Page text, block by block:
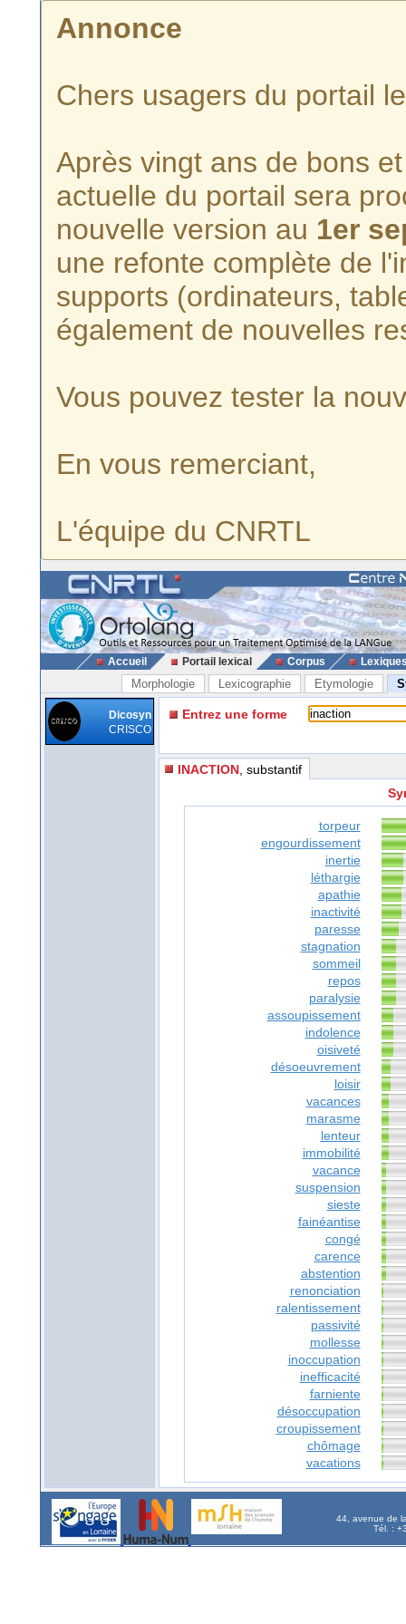
Annonce
Chers usagers du portail
Après vingt ans de bons
actuelle du portail sera
nouvelle version au 1er
une refonte complète de
supports (ordinateurs,
également de nouvelles
Vous pouvez tester la
En vous remerciant,
L'équipe du CNRTL
Accueil Portail lexical Corpus
Morphologie Lexicographie Etymologie
Dicosyn
CRISCO
Entrez une forme
INACTION , substantif
torpeur
engourdissement
inertie
léthargie
apathie
inactivité
paresse
stagnation
sommeil
repos
paralysie
assoupissement
indolence
oisiveté
désoeuvrement
loisir
vacances
marasme
lenteur
immobilité
vacance
suspension
sieste
fainéantise
congé
carence
abstention
renonciation
ralentissement
passivité
mollesse
inoccupation
inefficacité
farniente
désoccupation
croupissement
chômage
vacations
44, avenue de
Tél. :